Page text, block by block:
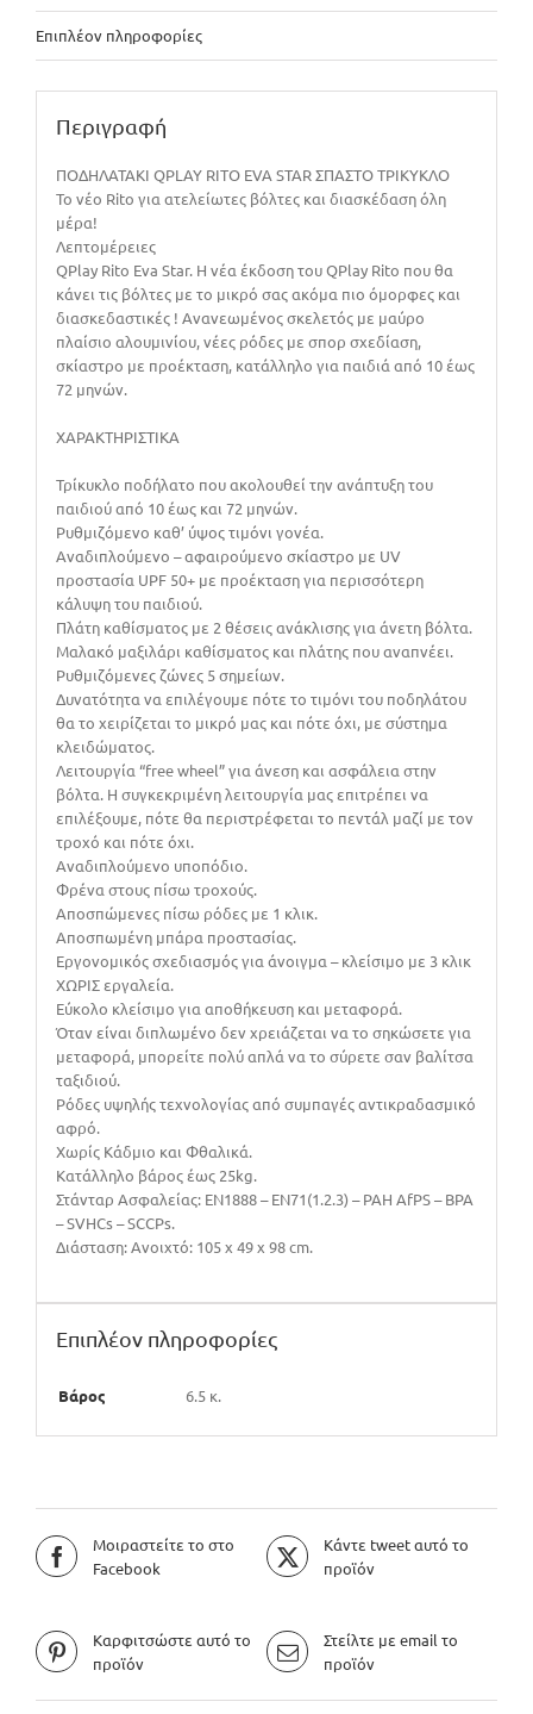
Επιπλέον πληροφορίες
Περιγραφή
ΠΟΔΗΛΑΤΑΚΙ QPLAY RITO EVA STAR ΣΠΑΣΤΟ ΤΡΙΚΥΚΛΟ
Το νέο Rito για ατελείωτες βόλτες και διασκέδαση όλη
μέρα!
Λεπτομέρειες
QPlay Rito Eva Star. Η νέα έκδοση του QPlay Rito που θα
κάνει τις βόλτες με το μικρό σας ακόμα πιο όμορφες και
διασκεδαστικές ! Ανανεωμένος σκελετός με μαύρο
πλαίσιο αλουμινίου, νέες ρόδες με σπορ σχεδίαση,
σκίαστρο με προέκταση, κατάλληλο για παιδιά από 10 έως
72 μηνών.
ΧΑΡΑΚΤΗΡΙΣΤΙΚΑ
Τρίκυκλο ποδήλατο που ακολουθεί την ανάπτυξη του
παιδιού από 10 έως και 72 μηνών.
Ρυθμιζόμενο καθ’ ύψος τιμόνι γονέα.
Αναδιπλούμενο – αφαιρούμενο σκίαστρο με UV
προστασία UPF 50+ με προέκταση για περισσότερη
κάλυψη του παιδιού.
Πλάτη καθίσματος με 2 θέσεις ανάκλισης για άνετη βόλτα.
Μαλακό μαξιλάρι καθίσματος και πλάτης που αναπνέει.
Ρυθμιζόμενες ζώνες 5 σημείων.
Δυνατότητα να επιλέγουμε πότε το τιμόνι του ποδηλάτου
θα το χειρίζεται το μικρό μας και πότε όχι, με σύστημα
κλειδώματος.
Λειτουργία “free wheel” για άνεση και ασφάλεια στην
βόλτα. Η συγκεκριμένη λειτουργία μας επιτρέπει να
επιλέξουμε, πότε θα περιστρέφεται το πεντάλ μαζί με τον
τροχό και πότε όχι.
Αναδιπλούμενο υποπόδιο.
Φρένα στους πίσω τροχούς.
Αποσπώμενες πίσω ρόδες με 1 κλικ.
Αποσπωμένη μπάρα προστασίας.
Εργονομικός σχεδιασμός για άνοιγμα – κλείσιμο με 3 κλικ
ΧΩΡΙΣ εργαλεία.
Εύκολο κλείσιμο για αποθήκευση και μεταφορά.
Όταν είναι διπλωμένο δεν χρειάζεται να το σηκώσετε για
μεταφορά, μπορείτε πολύ απλά να το σύρετε σαν βαλίτσα
ταξιδιού.
Ρόδες υψηλής τεχνολογίας από συμπαγές αντικραδασμικό
αφρό.
Χωρίς Κάδμιο και Φθαλικά.
Κατάλληλο βάρος έως 25kg.
Στάνταρ Ασφαλείας: EN1888 – EN71(1.2.3) – PAH AfPS – BPA
– SVHCs – SCCPs.
Διάσταση: Ανοιχτό: 105 x 49 x 98 cm.
Επιπλέον πληροφορίες
Βάρος 6.5 κ.
Μοιραστείτε το στο
Facebook
Κάντε tweet αυτό το
προϊόν
Καρφιτσώστε αυτό το
προϊόν
Στείλτε με email το
προϊόν